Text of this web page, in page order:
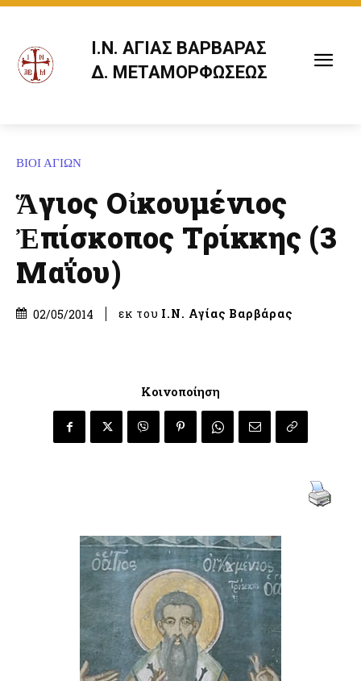
Ι.Ν. ΑΓΙΑΣ ΒΑΡΒΑΡΑΣ
Δ. ΜΕΤΑΜΟΡΦΩΣΕΩΣ
ΒΙΟΙ ΑΓΙΩΝ
Ἅγιος Οἰκουμένιος
Ἐπίσκοπος Τρίκκης (3
Μαΐου)
02/05/2014 εκ του Ι.Ν. Αγίας Βαρβάρας
Κοινοποίηση